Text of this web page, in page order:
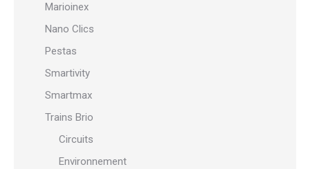
Marioinex
Nano Clics
Pestas
Smartivity
Smartmax
Trains Brio
Circuits
Environnement